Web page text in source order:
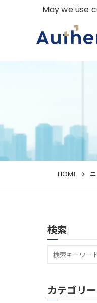
HOME
検索
カテゴリー
May we use